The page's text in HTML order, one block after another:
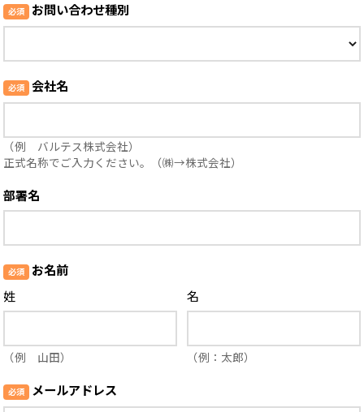
お問い合わせ種別
会社名
（例 バルテス株式会社）
正式名称でご入力ください。（㈱→株式会社）
部署名
お名前
姓
（例 山田）
名
（例：太郎）
メールアドレス